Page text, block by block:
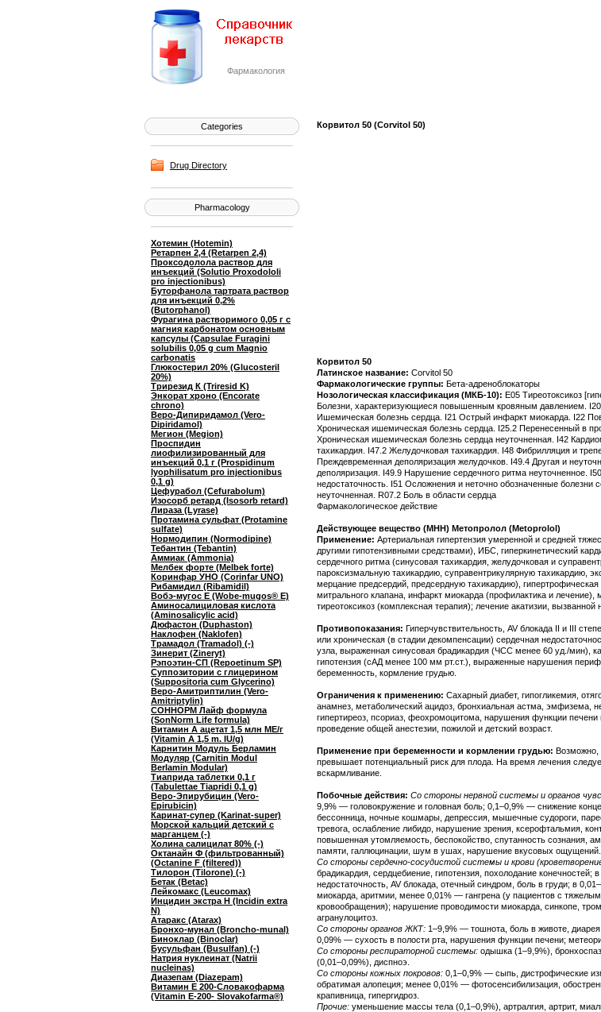
Фармакология
Categories
Drug Directory
Pharmacology
Хотемин (Hotemin)
Ретарпен 2,4 (Retarpen 2,4)
Проксодолола раствор для
инъекций (Solutio Proxodololi
pro injectionibus)
Буторфанола тартрата раствор
для инъекций 0,2%
(Butorphanol)
Фурагина растворимого 0,05 г с
магния карбонатом основным
капсулы (Capsulae Furagini
solubilis 0,05 g cum Magnio
carbonatis
Глюкостерил 20% (Glucosteril
20%)
Трирезид К (Triresid K)
Энкорат хроно (Encorate
chrono)
Веро-Дипиридамол (Vero-
Dipiridamol)
Мегион (Megion)
Проспидин
лиофилизированный для
инъекций 0,1 г (Prospidinum
lyophilisatum pro injectionibus
0,1 g)
Цефурабол (Cefurabolum)
Изосорб ретард (Isosorb retard)
Лираза (Lyrase)
Протамина сульфат (Protamine
sulfate)
Нормодипин (Normodipine)
Тебантин (Tebantin)
Аммиак (Ammonia)
Мелбек форте (Melbek forte)
Коринфар УНО (Corinfar UNO)
Рибамидил (Ribamidil)
Вобэ-мугос Е (Wobe-mugos® E)
Аминосалициловая кислота
(Aminosalicylic acid)
Дюфастон (Duphaston)
Наклофен (Naklofen)
Трамадол (Tramadol) (-)
Зинерит (Zineryt)
Рэпоэтин-СП (Repoetinum SP)
Суппозитории с глицерином
(Suppositoria cum Glycerino)
Веро-Амитриптилин (Vero-
Amitriptylin)
СОННОРМ Лайф формула
(SonNorm Life formula)
Витамин A ацетат 1,5 млн МЕ/г
(Vitamin A 1,5 m. IU/g)
Карнитин Модуль Берламин
Модуляр (Carnitin Modul
Berlamin Modular)
Тиаприда таблетки 0,1 г
(Tabulettae Tiapridi 0,1 g)
Веро-Эпирубицин (Vero-
Epirubicin)
Каринат-супер (Karinat-super)
Морской кальций детский с
марганцем (-)
Холина салицилат 80% (-)
Октанайн Ф (фильтрованный)
(Octanine F (filtered))
Тилорон (Tilorone) (-)
Бетак (Betac)
Лейкомакс (Leucomax)
Инцидин экстра Н (Incidin extra
N)
Атаракс (Atarax)
Бронхо-мунал (Broncho-munal)
Биноклар (Binoclar)
Бусульфан (Busulfan) (-)
Натрия нуклеинат (Natrii
nucleinas)
Диазепам (Diazepam)
Витамин E 200-Словакофарма
(Vitamin E-200- Slovakofarma®)
Корвитол 50 (Corvitol 50)
Корвитол 50
Латинское название: Corvitol 50
Фармакологические группы: Бета-адреноблокаторы
Нозологическая классификация (МКБ-10): E05 Тиреотоксикоз
Болезни, характеризующиеся повышенным кровяным давлением.
Ишемическая болезнь сердца. I21 Острый инфаркт миокарда. I22
Хроническая ишемическая болезнь сердца. I25.2 Перенесенный в
Хроническая ишемическая болезнь сердца неуточненная. I42
тахикардия. I47.2 Желудочковая тахикардия. I48 Фибрилляция и
Преждевременная деполяризация желудочков. I49.4 Другая и
деполяризация. I49.9 Нарушение сердечного ритма неуточненное.
недостаточность. I51 Осложнения и неточно обозначенные болезни
неуточненная. R07.2 Боль в области сердца
Фармакологическое действие
Действующее вещество (МНН) Метопролол (Metoprolol)
Применение: Артериальная гипертензия умеренной и средней
другими гипотензивными средствами), ИБС, гиперкинетический
сердечного ритма (синусовая тахикардия, желудочковая и
пароксизмальную тахикардию, суправентрикулярную тахикардию,
мерцание предсердий, предсердную тахикардию),
митрального клапана, инфаркт миокарда (профилактика и лечение),
тиреотоксикоз (комплексная терапия); лечение акатизии, вызванной
Противопоказания: Гиперчувствительность, AV блокада II и III
или хроническая (в стадии декомпенсации) сердечная
узла, выраженная синусовая брадикардия (ЧСС менее 60 уд./мин),
гипотензия (сАД менее 100 мм рт.ст.), выраженные нарушения
беременность, кормление грудью.
Ограничения к применению: Сахарный диабет, гипогликемия,
анамнез, метаболический ацидоз, бронхиальная астма, эмфизема,
гипертиреоз, псориаз, феохромоцитома, нарушения функции печени
проведение общей анестезии, пожилой и детский возраст.
Применение при беременности и кормлении грудью: Возможно,
превышает потенциальный риск для плода. На время лечения
вскармливание.
Побочные действия: Со стороны нервной системы и органов
9,9% — головокружение и головная боль; 0,1–0,9% — снижение
бессонница, ночные кошмары, депрессия, мышечные судороги,
тревога, ослабление либидо, нарушение зрения, ксерофтальмия,
повышенная утомляемость, беспокойство, спутанность сознания,
памяти, галлюцинации, шум в ушах, нарушение вкусовых ощущений.
Со стороны сердечно-сосудистой системы и крови
брадикардия, сердцебиение, гипотензия, похолодание конечностей;
недостаточность, AV блокада, отечный синдром, боль в груди; в
миокарда, аритмии, менее 0,01% — гангрена (у пациентов с
кровообращения); нарушение проводимости миокарда, синкопе,
агранулоцитоз.
Со стороны органов ЖКТ: 1–9,9% — тошнота, боль в животе,
0,09% — сухость в полости рта, нарушения функции печени;
Со стороны респираторной системы: одышка (1–9,9%),
(0,01–0,09%), диспноэ.
Со стороны кожных покровов: 0,1–0,9% — сыпь, дистрофические
обратимая алопеция; менее 0,01% — фотосенсибилизация,
крапивница, гипергидроз.
Прочие: уменьшение массы тела (0,1–0,9%), артралгия, артрит,